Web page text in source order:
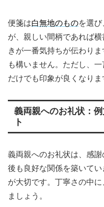
便箋は白無地のものを選
が、親しい間柄であれば
きが一番気持ちが伝わり
も構いません。ただし、
だけでも印象が良くなりま
義両親へのお礼状：
ト
義両親へのお礼状は、感
後も良好な関係を築いて
が大切です。丁寧さの中
ましょう。